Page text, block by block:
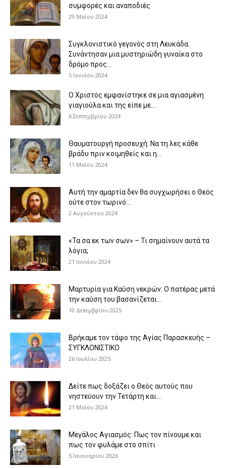
συμφορές και αναποδιές
29 Μαΐου 2024
Συγκλονιστικό γεγονός στη Λευκάδα:
Συνάντησαν μια μυστηριώδη γυναίκα στο
δρόμο προς...
5 Ιουνίου 2024
Ο Χριστός εμφανίστηκε σε μια αγιασμένη
γιαγιούλα και της είπε με...
6 Σεπτεμβρίου 2024
Θαυματουργή προσευχή: Να τη λες κάθε
βράδυ πριν κοιμηθείς και η...
11 Μαΐου 2024
Αυτή την αμαρτία δεν θα συγχωρήσει ο Θεός
ούτε στον τωρινό...
2 Αυγούστου 2024
«Τα σα εκ των σων» – Τι σημαίνουν αυτά τα
λόγια;
21 Ιουνίου 2024
Μαρτυρία για Καύση νεκρών: Ο πατέρας μετά
την καύση του βασανίζεται...
10 Δεκεμβρίου 2025
Βρήκαμε τον τάφο της Αγίας Παρασκευής –
ΣΥΓΚΛΟΝΙΣΤΙΚΟ
26 Ιουλίου 2025
Δείτε πως δοξάζει ο Θεός αυτούς που
νηστεύουν την Τετάρτη και...
21 Μαΐου 2024
Μεγάλος Αγιασμός: Πως τον πίνουμε και
πως τον φυλάμε στο σπίτι
5 Ιανουαρίου 2026